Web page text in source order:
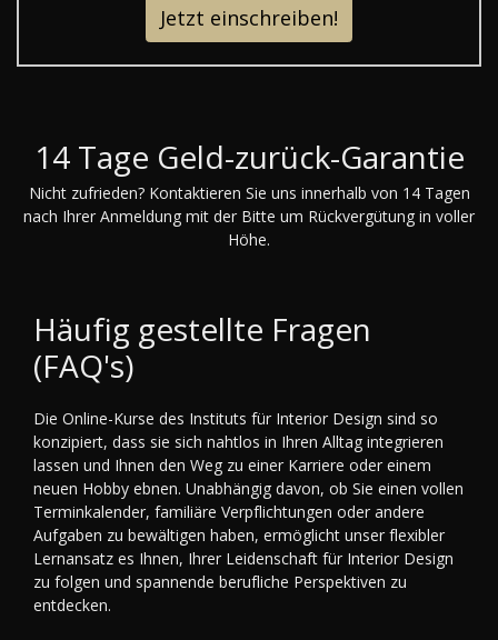
Jetzt einschreiben!
14 Tage Geld-zurück-Garantie
Nicht zufrieden? Kontaktieren Sie uns innerhalb von 14 Tagen
nach Ihrer Anmeldung mit der Bitte um Rückvergütung in voller
Höhe.
Häufig gestellte Fragen
(FAQ's)
Die Online-Kurse des Instituts für Interior Design sind so
konzipiert, dass sie sich nahtlos in Ihren Alltag integrieren
lassen und Ihnen den Weg zu einer Karriere oder einem
neuen Hobby ebnen. Unabhängig davon, ob Sie einen vollen
Terminkalender, familiäre Verpflichtungen oder andere
Aufgaben zu bewältigen haben, ermöglicht unser flexibler
Lernansatz es Ihnen, Ihrer Leidenschaft für Interior Design
zu folgen und spannende berufliche Perspektiven zu
entdecken.